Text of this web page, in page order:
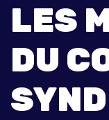
LES
DU